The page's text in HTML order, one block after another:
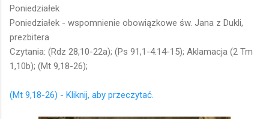
Poniedziałek
Poniedziałek - wspomnienie obowiązkowe św. Jana z Dukli,
prezbitera
Czytania: (Rdz 28,10-22a); (Ps 91,1-4.14-15); Aklamacja (2 Tm
1,10b); (Mt 9,18-26);
(Mt 9,18-26) - Kliknij, aby przeczytać.